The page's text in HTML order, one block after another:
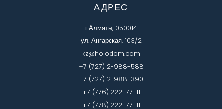
АДРЕС
г.Алматы, 050014
ул. Ангарская, 103/2
kz@holodom.com
+7 (727) 2-988-588
+7 (727) 2-988-390
+7 (776) 222-77-11
+7 (778) 222-77-11